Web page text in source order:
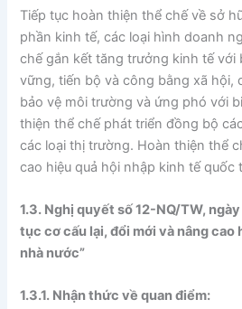
Tiếp tục hoàn thiện thể chế về sở
phần kinh tế, các loại hình doanh
chế gắn kết tăng trưởng kinh tế với
vững, tiến bộ và công bằng xã hội,
bảo vệ môi trường và ứng phó với
thiện thể chế phát triển đồng bộ
các loại thị trường. Hoàn thiện thể
cao hiệu quả hội nhập kinh tế quốc
1.3. Nghị quyết số 12-NQ/TW,
tục cơ cấu lại, đổi mới và nâng cao
nhà nước”
1.3.1. Nhận thức về quan điểm: